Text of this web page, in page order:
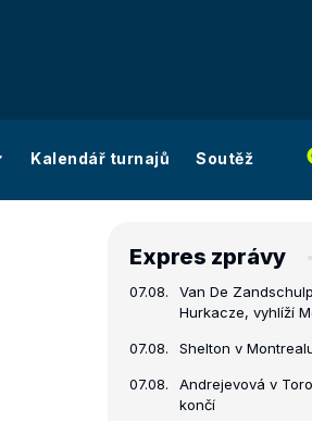
Kalendář turnajů Soutěž
Expres zprávy
07.08.
Van De
Hurkacze, vyhlíží
07.08. Shelton v
07.08.
Andrejevová v
končí